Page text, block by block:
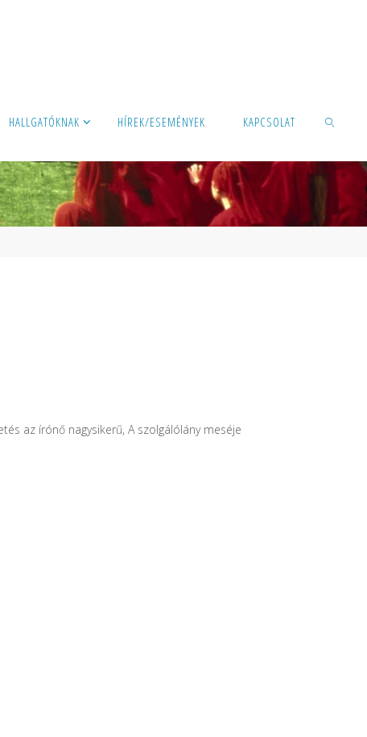
HALLGATÓKNAK HÍREK/ESEMÉNYEK KAPCSOLAT
KERESÉS
az írónő nagysikerű, A szolgálólány meséje